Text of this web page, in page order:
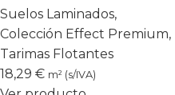
Suelos Laminados,
Colección Effect Premium,
Tarimas Flotantes
18,29 € m² (s/IVA)